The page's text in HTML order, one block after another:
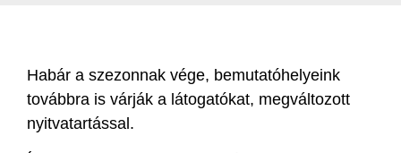
RÓLUNK
ONLINE JEGYVÁSÁRLÁS
Habár a szezonnak vége, bemutatóhelyeink
továbbra is várják a látogatókat, megváltozott
nyitvatartással.